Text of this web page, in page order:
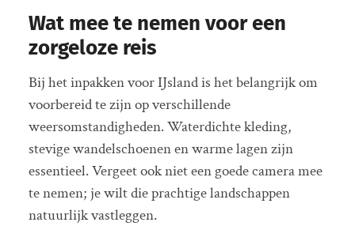
Wat mee te nemen voor een
zorgeloze reis
Bij het inpakken voor IJsland is het belangrijk om
voorbereid te zijn op verschillende
weersomstandigheden. Waterdichte kleding,
stevige wandelschoenen en warme lagen zijn
essentieel. Vergeet ook niet een goede camera mee
te nemen; je wilt die prachtige landschappen
natuurlijk vastleggen.